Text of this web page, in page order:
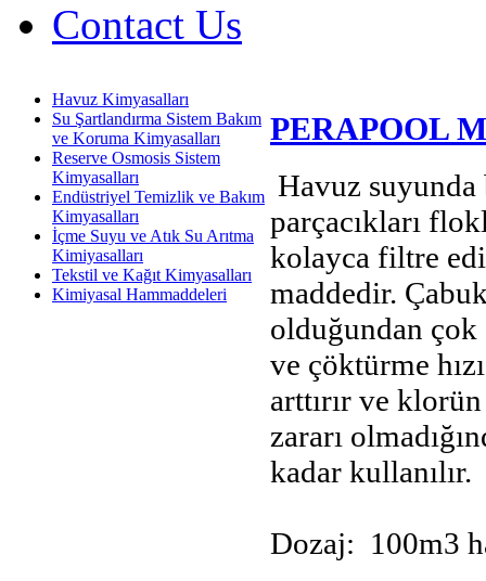
Contact Us
PERAPOOL
Havuz
parçacıkları
kolayca filtre
maddedir.
olduğundan çok
ve çöktürme
arttırır ve
zararı
kadar kullanılır.
Dozaj: 100m3
Havuz Kimyasalları
Su Şartlandırma Sistem Bakım
ve Koruma Kimyasalları
Reserve Osmosis Sistem
Kimyasalları
Endüstriyel Temizlik ve Bakım
Kimyasalları
İçme Suyu ve Atık Su Arıtma
Kimiyasalları
Tekstil ve Kağıt Kimyasalları
Kimiyasal Hammaddeleri